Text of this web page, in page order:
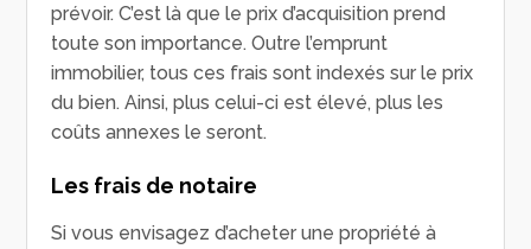
prévoir. C’est là que le prix d’acquisition prend
toute son importance. Outre l’emprunt
immobilier, tous ces frais sont indexés sur le prix
du bien. Ainsi, plus celui-ci est élevé, plus les
coûts annexes le seront.
Les frais de notaire
Si vous envisagez d’acheter une propriété à